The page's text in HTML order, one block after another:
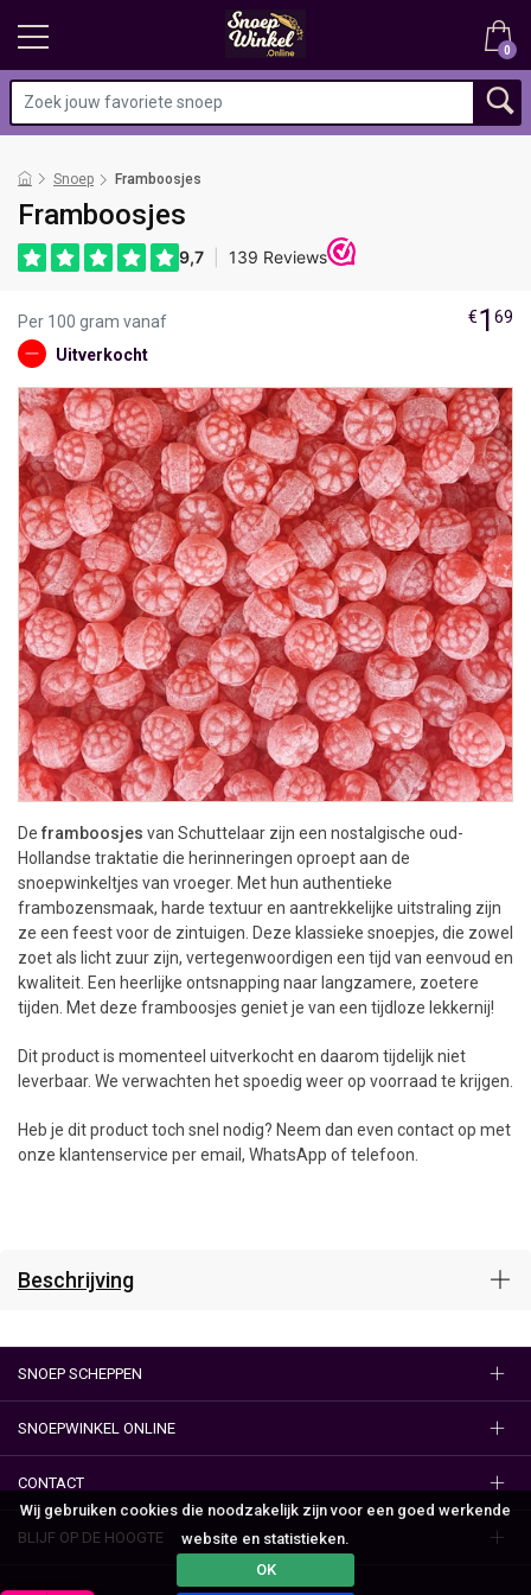
Wij gebruiken cookies die noodzakelijk zijn voor een goed werkende
website en statistieken.
OK
0
Snoep Framboosjes
Framboosjes
Per 100 gram vanaf €1 69
Uitverkocht
Deframboosjes van Schuttelaar zijn een nostalgische oud-
Hollandse traktatie die herinneringen oproept aan de
snoepwinkeltjes van vroeger. Met hun authentieke
frambozensmaak, harde textuur en aantrekkelijke uitstraling zijn
ze een feest voor de zintuigen. Deze klassieke snoepjes, die zowel
zoet als licht zuur zijn, vertegenwoordigen een tijd van eenvoud en
kwaliteit. Een heerlijke ontsnapping naar langzamere, zoetere
tijden. Met deze framboosjes geniet je van een tijdloze lekkernij!
Dit product is momenteel uitverkocht en daarom tijdelijk niet
leverbaar. We verwachten het spoedig weer op voorraad te krijgen.
Heb je dit product toch snel nodig? Neem dan even contact op met
onze klantenservice per email, WhatsApp of telefoon.
Beschrijving
SNOEP SCHEPPEN
SNOEPWINKEL ONLINE
CONTACT
BLIJF OP DE HOOGTE